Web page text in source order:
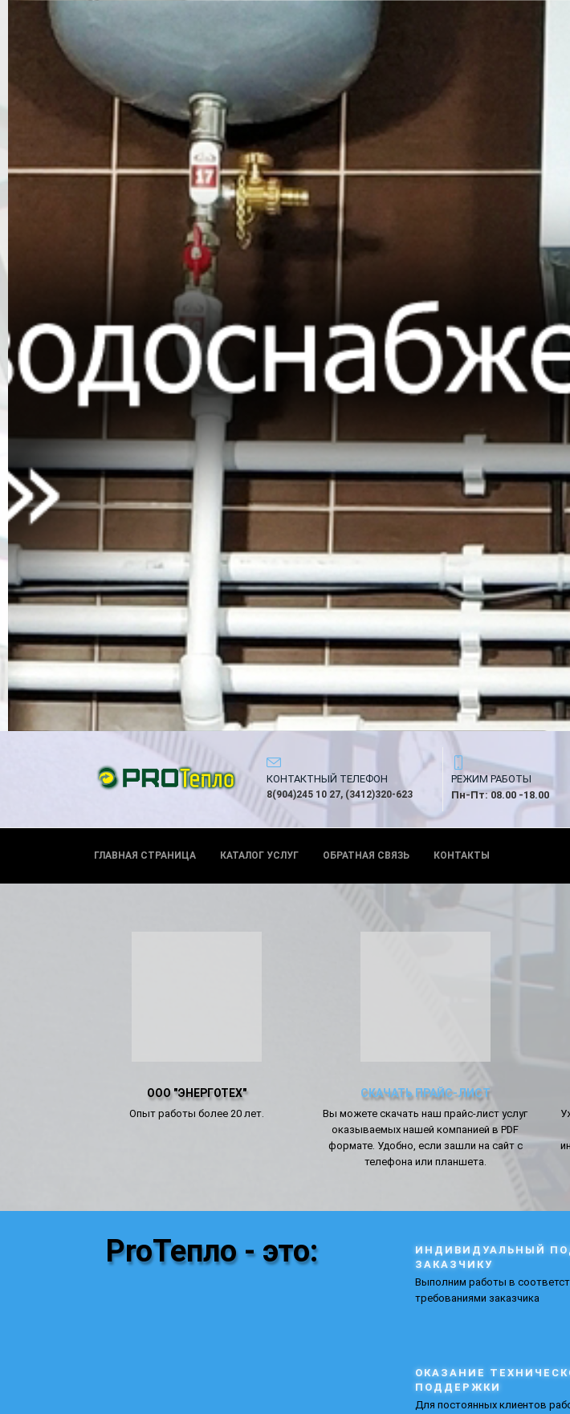
КОНТАКТНЫЙ ТЕЛЕФОН
8(904)245 10 27, (3412)320-623
РЕЖИМ РАБОТЫ
Пн-Пт: 08.00 -18.00
ГЛАВНАЯ СТРАНИЦА КАТАЛОГ УСЛУГ ОБРАТНАЯ СВЯЗЬ КОНТАКТЫ
ООО "ЭНЕРГОТЕХ"
Опыт работы более 20 лет.
СКАЧАТЬ ПРАЙС-ЛИСТ
Вы можете скачать наш прайс-лист услуг
оказываемых нашей компанией в PDF
формате. Удобно, если зашли на сайт с
телефона или планшета.
ProТепло - это:
ИНДИВИДУАЛЬНЫЙ
ЗАКАЗЧИКУ
Выполним работы в
требованиями заказчика
ОКАЗАНИЕ
ПОДДЕРЖКИ
Для постоянных клиентов